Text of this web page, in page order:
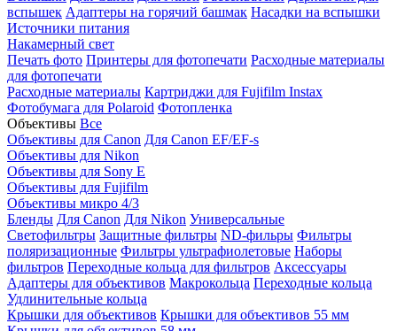
вспышек Адаптеры на горячий башмак Насадки на вспышки
Источники питания
Накамерный свет
Печать фото Принтеры для фотопечати Расходные материалы
для фотопечати
Расходные материалы Картриджи для Fujifilm Instax
Фотобумага для Polaroid Фотопленка
Объективы Все
Объективы для Canon Для Canon EF/EF-s
Объективы для Nikon
Объективы для Sony E
Объективы для Fujifilm
Объективы микро 4/3
Бленды Для Canon Для Nikon Универсальные
Светофильтры Защитные фильтры ND-фильры Фильтры
поляризационные Фильтры ультрафиолетовые Наборы
фильтров Переходные кольца для фильтров Аксессуары
Адаптеры для объективов Макрокольца Переходные кольца
Удлинительные кольца
Крышки для объективов Крышки для объективов 55 мм